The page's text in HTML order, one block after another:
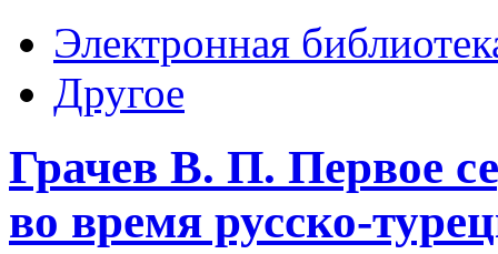
Электронная
Другое
Грачев В. П. Первое
во время русско-